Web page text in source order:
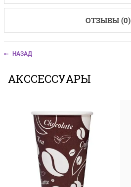
ОТЗЫВЫ (0)
НАЗАД
АКССЕССУАРЫ